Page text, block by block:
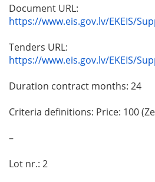
Document URL:
https://www.eis.gov.lv/EKEIS/
Tenders URL:
https://www.eis.gov.lv/EKEIS/
Duration contract months: 24
Criteria definitions: Price: 100
–
Lot nr.: 2